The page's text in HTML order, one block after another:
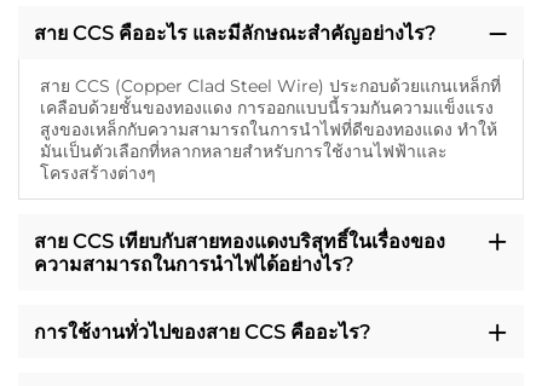
สาย CCS คืออะไร และมีลักษณะสําคัญอย่างไร?
สาย CCS (Copper Clad Steel Wire) ประกอบด้วยแกนเหล็กที่
เคลือบด้วยชั้นของทองแดง การออกแบบนี้รวมกันความแข็งแรง
สูงของเหล็กกับความสามารถในการนําไฟที่ดีของทองแดง ทําให้
มันเป็นตัวเลือกที่หลากหลายสําหรับการใช้งานไฟฟ้าและ
โครงสร้างต่างๆ
สาย CCS เทียบกับสายทองแดงบริสุทธิ์ในเรื่องของ
ความสามารถในการนําไฟได้อย่างไร?
การใช้งานทั่วไปของสาย CCS คืออะไร?